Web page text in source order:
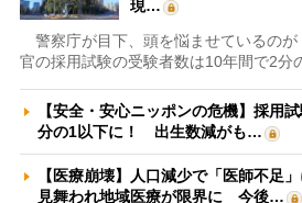
現…
警察庁が目下、頭を悩ませているのが
官の採用試験の受験者数は10年間で2分
【安全・安心ニッポンの危機】採用
分の1以下に！ 出生数減がも…
【医療崩壊】人口減少で「医師不足
見舞われ地域医療が限界に 今後…